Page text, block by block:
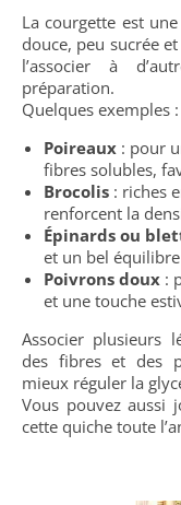
La courgette est
douce, peu sucrée
l’associer à
préparation.
Quelques exemples :
Poireaux : pour
fibres solubles,
Brocolis : riches
renforcent la
Épinards ou
et un bel
Poivrons doux :
et une touche
Associer plusieurs
des fibres et des
mieux réguler la
Vous pouvez aussi
cette quiche toute